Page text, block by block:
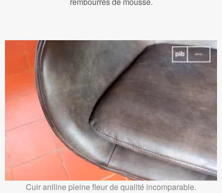
Cuir aniline pleine fleur de qualité incomparable.